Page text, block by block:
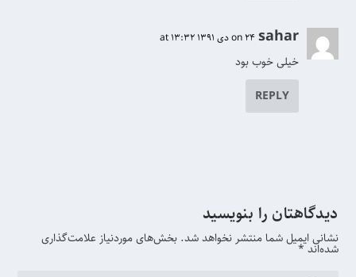
sahar on 24 دی 1391 at 13:32
خیلی خوب بود
REPLY
دیدگاهتان را بنویسید
نشانی ایمیل شما منتشر نخواهد شد. بخش‌های موردنیاز علامت‌گذاری
شده‌اند*